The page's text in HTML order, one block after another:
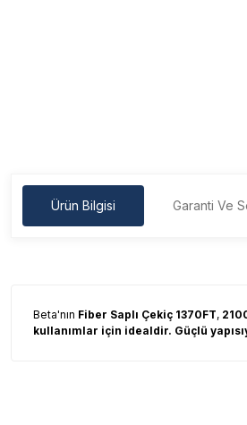
Ürün Bilgisi Garanti Ve
Beta'nın Fiber Saplı Çekiç 1370FT,
kullanımlar için idealdir. Güçlü